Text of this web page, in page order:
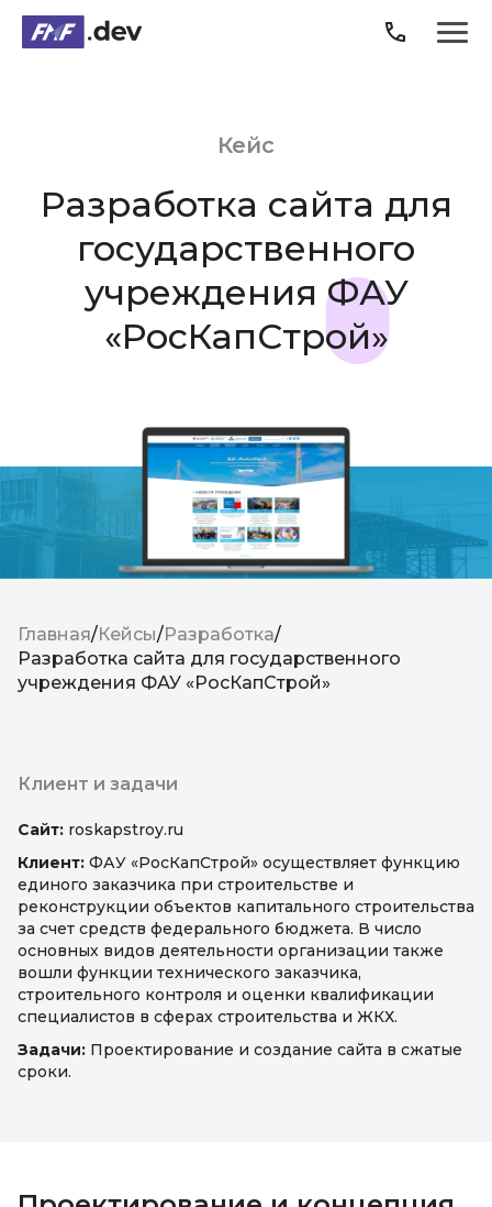
О компании
Карьера 3
Прайс-листы
8 800 333-11-26 info@fmf.dev
Кейс
Разработка сайта для
государственного
учреждения ФАУ
«РосКапСтрой»
Главная Кейсы Разработка
Разработка сайта для государственного
учреждения ФАУ «РосКапСтрой»
Клиент и задачи
Сайт: roskapstroy.ru
Клиент: ФАУ «РосКапСтрой» осуществляет функцию
единого заказчика при строительстве и
реконструкции объектов капитального строительства
за счет средств федерального бюджета. В число
основных видов деятельности организации также
вошли функции технического заказчика,
строительного контроля и оценки квалификации
специалистов в сферах строительства и ЖКХ.
Задачи: Проектирование и создание сайта в сжатые
сроки.